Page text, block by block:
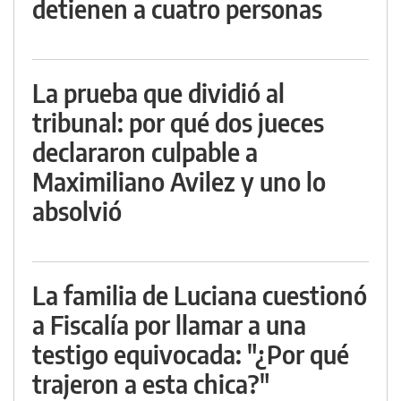
detienen a cuatro personas
La prueba que dividió al
tribunal: por qué dos jueces
declararon culpable a
Maximiliano Avilez y uno lo
absolvió
La familia de Luciana cuestionó
a Fiscalía por llamar a una
testigo equivocada: "¿Por qué
trajeron a esta chica?"